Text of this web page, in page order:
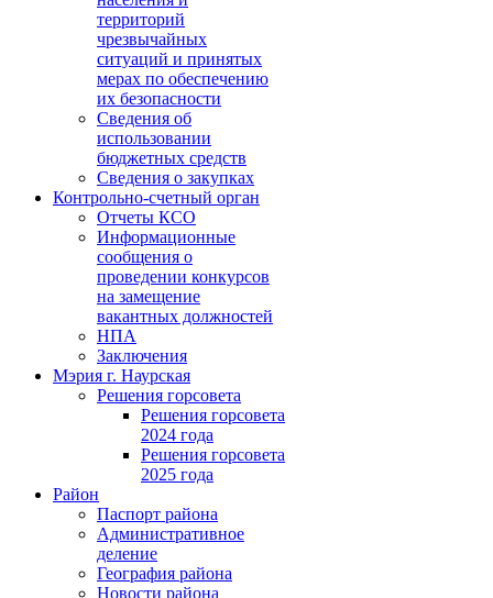
территорий
чрезвычайных
ситуаций и принятых
мерах по обеспечению
их безопасности
Сведения об
использовании
бюджетных средств
Сведения о закупках
Контрольно-счетный орган
Отчеты КСО
Информационные
сообщения о
проведении конкурсов
на замещение
вакантных должностей
НПА
Заключения
Мэрия г. Наурская
Решения горсовета
Решения горсовета
2024 года
Решения горсовета
2025 года
Район
Паспорт района
Административное
деление
География района
Новости района